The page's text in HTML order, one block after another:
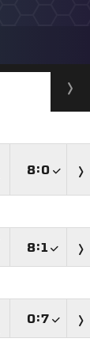
:
:
: